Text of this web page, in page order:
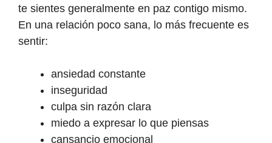
te sientes generalmente en paz contigo mismo.
En una relación poco sana, lo más frecuente es
sentir:
ansiedad constante
inseguridad
culpa sin razón clara
miedo a expresar lo que piensas
cansancio emocional